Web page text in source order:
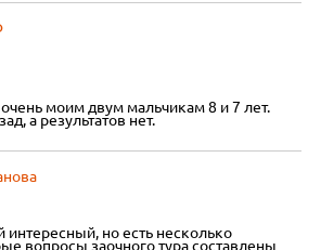
моим двум мальчикам 8 и 7 лет.
а результатов нет.
но есть несколько
вопросы заочного тура составлены